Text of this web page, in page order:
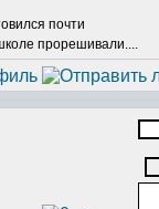
почти
прорешивали....